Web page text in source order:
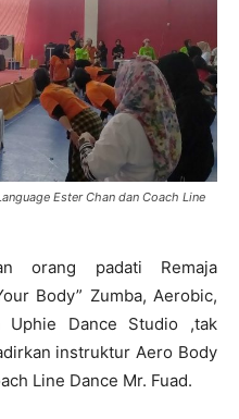
Ester Chan dan Coach Line
orang padati Remaja
Body” Zumba, Aerobic,
Uphie Dance Studio ,tak
instruktur Aero Body
Line Dance Mr. Fuad.